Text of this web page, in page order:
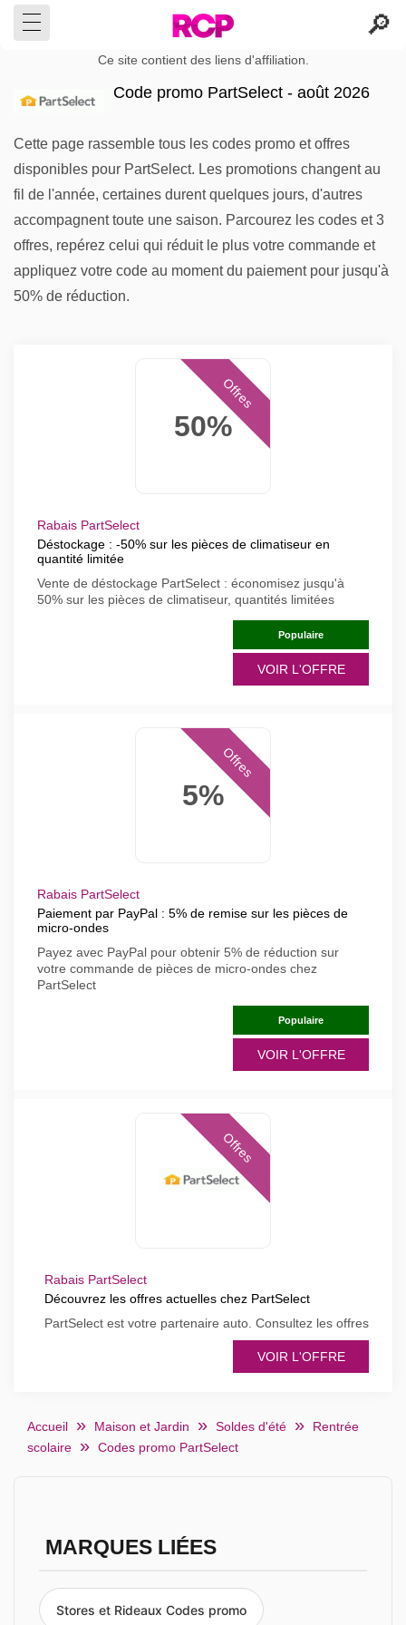
Ce site contient des liens d'affiliation.
Code promo PartSelect - août 2026
Cette page rassemble tous les codes promo et offres
disponibles pour PartSelect. Les promotions changent au
fil de l'année, certaines durent quelques jours, d'autres
accompagnent toute une saison. Parcourez les codes et 3
offres, repérez celui qui réduit le plus votre commande et
appliquez votre code au moment du paiement pour jusqu'à
50% de réduction.
50%
Offres
Rabais PartSelect
Déstockage : -50% sur les pièces de climatiseur en
quantité limitée
Vente de déstockage PartSelect : économisez jusqu'à
50% sur les pièces de climatiseur, quantités limitées
Populaire
VOIR L'OFFRE
5%
Offres
Rabais PartSelect
Paiement par PayPal : 5% de remise sur les pièces de
micro-ondes
Payez avec PayPal pour obtenir 5% de réduction sur
votre commande de pièces de micro-ondes chez
PartSelect
Populaire
VOIR L'OFFRE
Offres
Rabais PartSelect
Découvrez les offres actuelles chez PartSelect
PartSelect est votre partenaire auto. Consultez les offres
VOIR L'OFFRE
Accueil Maison et Jardin Soldes d'été
Rentrée
scolaire
Codes promo PartSelect
MARQUES LIÉES
Stores et Rideaux Codes promo